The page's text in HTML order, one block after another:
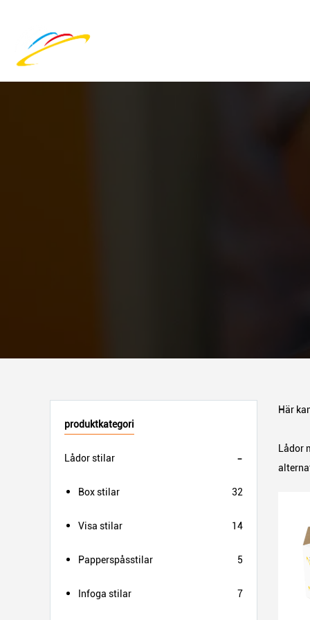
produktkategori
Lådor stilar
Box stilar 32
Visa stilar 14
Papperspåsstilar 5
Infoga stilar 7
Här
Lådor